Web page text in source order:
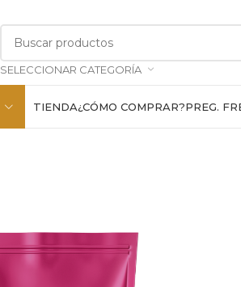
SELECCIONAR CATEGORÍA
TIENDA¿CÓMO COMPRAR?PREG.